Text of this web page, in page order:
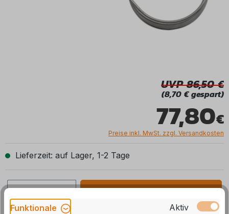
77,80
UVP 86,50
(8,70 € gespart)
Preise inkl. MwSt. zzgl. Versandkosten
Lieferzeit: auf Lager, 1-2 Tage
Produkt Anzahl: Gib den gewünschten
In den Warenkorb
Funktionale
Aktiv